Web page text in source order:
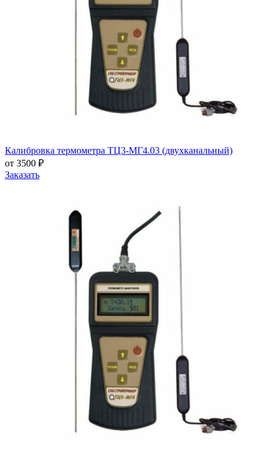
Калибровка термометра ТЦ3-МГ4.03 (двухканальный)
от 3500 ₽
Заказать